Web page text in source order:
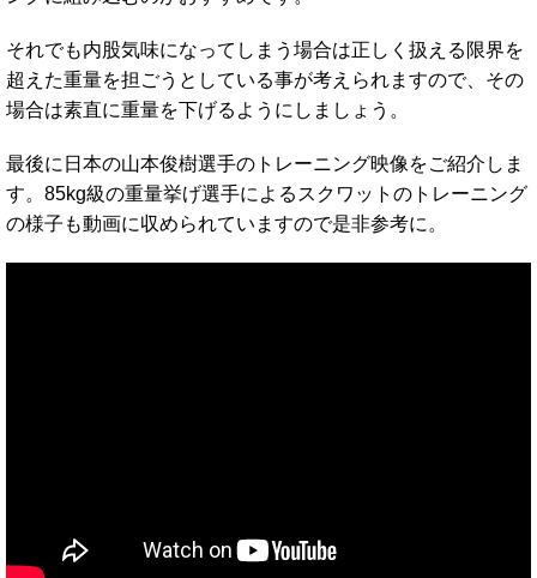
それでも内股気味になってしまう場合は正しく扱える限界を
超えた重量を担ごうとしている事が考えられますので、その
場合は素直に重量を下げるようにしましょう。
最後に日本の山本俊樹選手のトレーニング映像をご紹介しま
す。85kg級の重量挙げ選手によるスクワットのトレーニング
の様子も動画に収められていますので是非参考に。